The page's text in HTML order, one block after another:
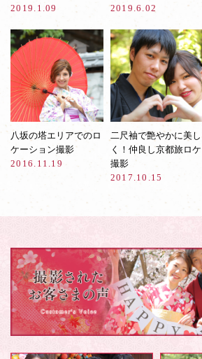
2019.1.09
2019.6.02
八坂の塔エリアでのロ
ケーション撮影
2016.11.19
二尺袖で艶やかに美し
く！仲良し京都旅ロケ
撮影
2017.10.15